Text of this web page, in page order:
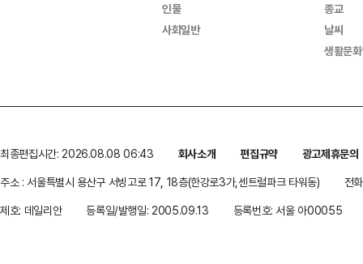
인물
사회일반
종교
날씨
생활문
최종편집시간: 2026.08.08 06:43 회사소개 편집규약
광고제휴문의
주소 : 서울특별시 용산구 서빙고로 17, 18층(한강로3가,센트럴파크 타워동)
전
제호: 데일리안
등록일/발행일: 2005.09.13 등록번호: 서울 아00055